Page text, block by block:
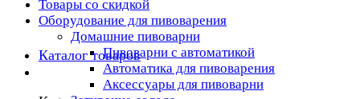
Товары со скидкой
Оборудование для пивоварения
Домашние пивоварни
Пивоварни с автоматикой
Автоматика для пивоварения
Аксессуары для пивоварни
Каталог товаров